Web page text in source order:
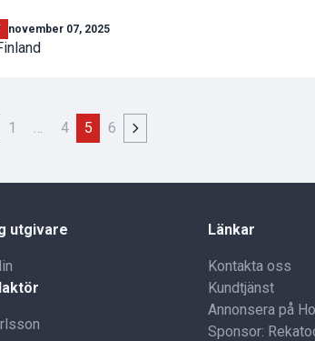
november 07, 2025
1 … 4 5 6
utgivare Länkar
Kontakta oss
Kundtjänst
Annonsera på
Sponsor: